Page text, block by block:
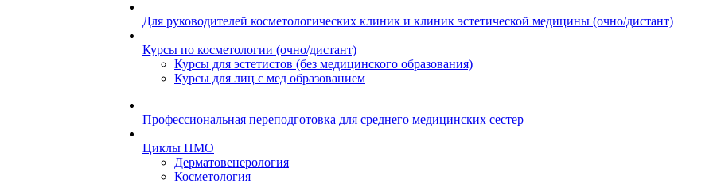
Для руководителей косметологических клиник и клиник эстетической медицины (очно/дистант)
Курсы по косметологии (очно/дистант)
Курсы для эстетистов (без медицинского образования)
Курсы для лиц с мед образованием
Профессиональная переподготовка для среднего медицинских сестер
Циклы НМО
Дерматовенерология
Косметология